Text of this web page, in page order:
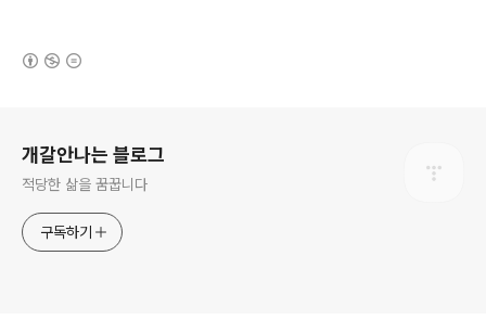
개갈안나는 블로그
적당한 삶을 꿈꿉니다
구독하기